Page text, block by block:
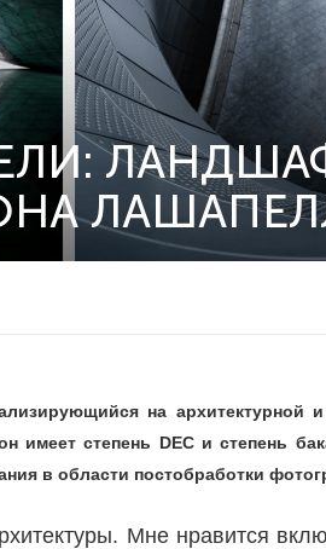
на архитектурной
степень DEC и степень
в области постобработки
Мне нравится